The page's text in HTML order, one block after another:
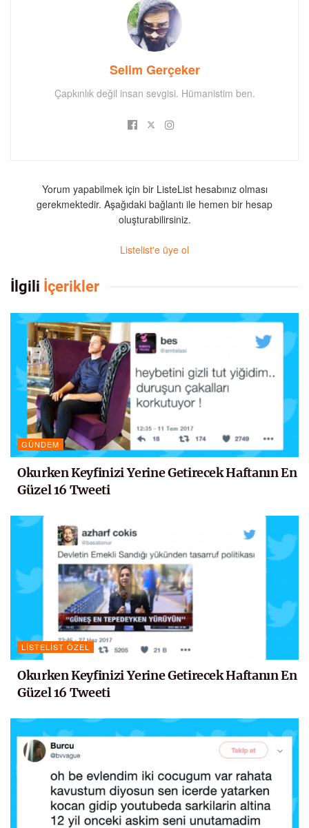
Selim Gerçeker
Çapkınlık değil insan sevgisi. Hümanistim ben.
Yorum yapabilmek için bir ListeList hesabınız olması
gerekmektedir. Aşağıdaki bağlantı ile hemen bir hesap
oluşturabilirsiniz.
Listelist'e üye ol
İlgili İçerikler
GÜNDEM
Okurken Keyfinizi Yerine Getirecek Haftanın En
Güzel 16 Tweeti
LISTELIST ÖZEL
Okurken Keyfinizi Yerine Getirecek Haftanın En
Güzel 16 Tweeti